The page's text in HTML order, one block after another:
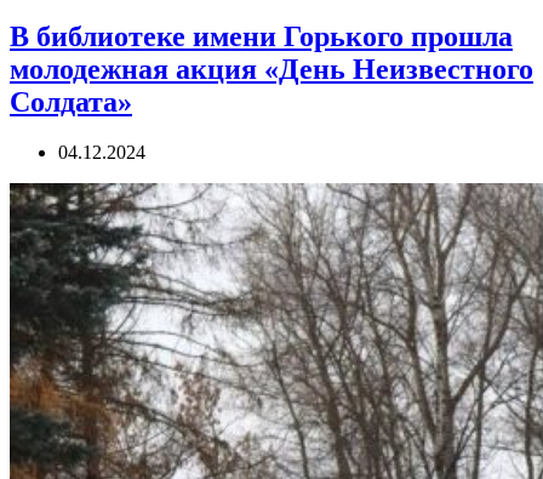
В библиотеке имени Горького прошла
молодежная акция «День Неизвестного
Солдата»
04.12.2024